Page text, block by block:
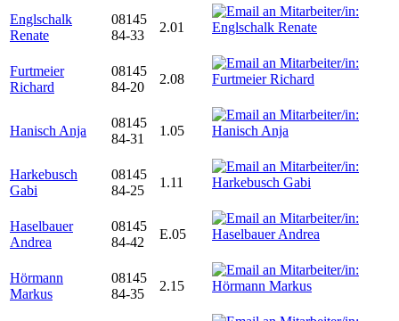
Englschalk
Renate
08145
84-33
2.01
Furtmeier
Richard
08145
84-20
2.08
Hanisch Anja
08145
84-31
1.05
Harkebusch
Gabi
08145
84-25
1.11
Haselbauer
Andrea
08145
84-42
E.05
Hörmann
Markus
08145
84-35
2.15